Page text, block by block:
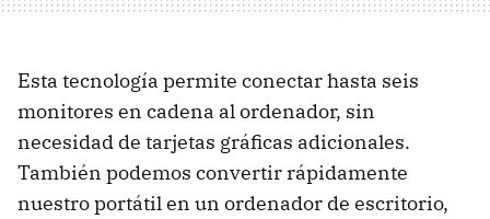
Esta tecnología permite conectar hasta seis
monitores en cadena al ordenador, sin
necesidad de tarjetas gráficas adicionales.
También podemos convertir rápidamente
nuestro portátil en un ordenador de escritorio,